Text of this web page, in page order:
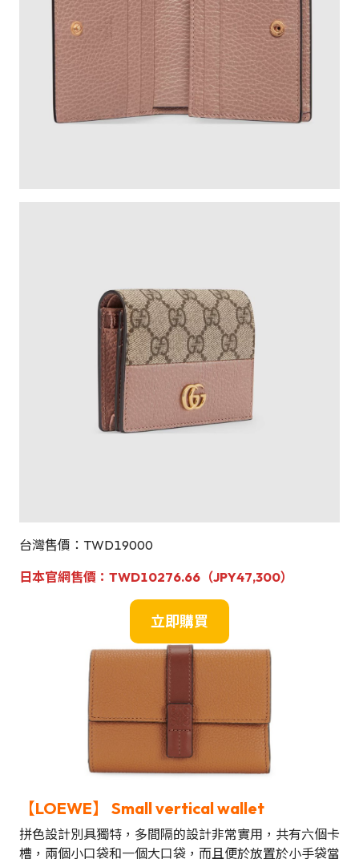
台灣售價：TWD19000
日本官網售價： TWD10276.66（JPY47,300）
立即購買
【LOEWE】 Small vertical wallet
拼色設計別具獨特，多間隔的設計非常實用，共有六個卡
槽，兩個小口袋和一個大口袋，而且便於放置於小手袋當